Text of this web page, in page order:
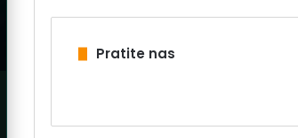
Pratite nas